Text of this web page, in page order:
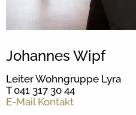
Johannes Wipf
Leiter Wohngruppe Lyra
T 041 317 30 44
E-Mail Kontakt